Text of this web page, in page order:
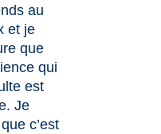
au
et je
que
qui
est
Je
c’est